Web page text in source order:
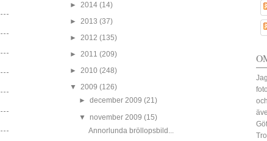
►2014(14)
►2013(37)
►2012(135)
►2011(209)
►2010(248)
▼2009(126)
►december 2009(21)
▼november 2009(15)
Annorlunda bröllopsbild...